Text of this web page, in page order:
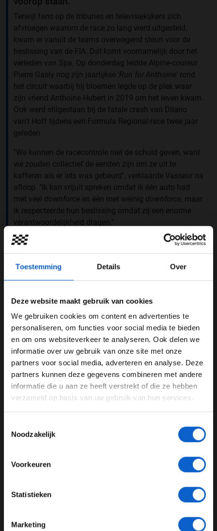
Toestemming Details Over
Deze website maakt gebruik van cookies
We gebruiken cookies om content en advertenties te
personaliseren, om functies voor social media te bieden
en om ons websiteverkeer te analyseren. Ook delen we
informatie over uw gebruik van onze site met onze
partners voor social media, adverteren en analyse. Deze
partners kunnen deze gegevens combineren met andere
informatie die u aan ze heeft verstrekt of die ze hebben
verzameld op basis van uw gebruik van hun services.
Noodzakelijk
Voorkeuren
Statistieken
Marketing
Terwijl fans op de tribunes en televisiekijkers zich
afvroegen waarom de race zo lang werd uitgesteld,
kwam er vanuit de teams overwegend steun voor de
beslissing van de FIA. Dat komt voornamelijk door het
verleden van Spa. Op donderdag leidde Alpine-coureur
Pierre Gasly nog zijn jaarlijkse 'Run for Anthoine' rond
het circuit waarbij hij bloemen legde op de plek waar
zijn vriend Anthoine Hubert in 2019 om het leven kwam.
Ook werd stilgestaan bij de fatale crash van Dilano
van't Hoff tijdens een Formula Regional-race twee jaar
geleden.
''We kunnen de racecontrole niet de schuld geven, want
we zouden collectief de eersten zijn om ze uit te
kafferen als er iets was gebeurd'', verklaarde Vasseur na
afloop. ''Ik kan vrijuit spreken omdat ik één auto had
met veel downforce en één met weinig downforce, maar
ik respecteerde hun beslissing omdat zij een enorme
verantwoordelijkheid dragen.''
McLaren-teambaas Andrea Stella is het eens met
Vasseur. ''De race werd op een zeer wijze manier
gemanaged'', aldus de Italiaan. ''Op een circuit als dit
het perspectief van de coureurs het logisch is dat de FIA
deze beslissing heeft genomen.''
View this post on Instagram
WELKOM BIJ GRAND PRIX RADIO
Ben je 24 jaar of ouder?
Pas je advertentie instellingen aan en klik hieronder om
door te gaan naar de website!
Advertentie instellingen